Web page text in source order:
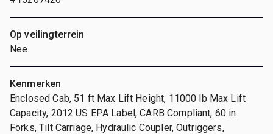
Op veilingterrein
Nee
Kenmerken
Enclosed Cab, 51 ft Max Lift Height, 11000 lb Max Lift
Capacity, 2012 US EPA Label, CARB Compliant, 60 in
Forks, Tilt Carriage, Hydraulic Coupler, Outriggers,